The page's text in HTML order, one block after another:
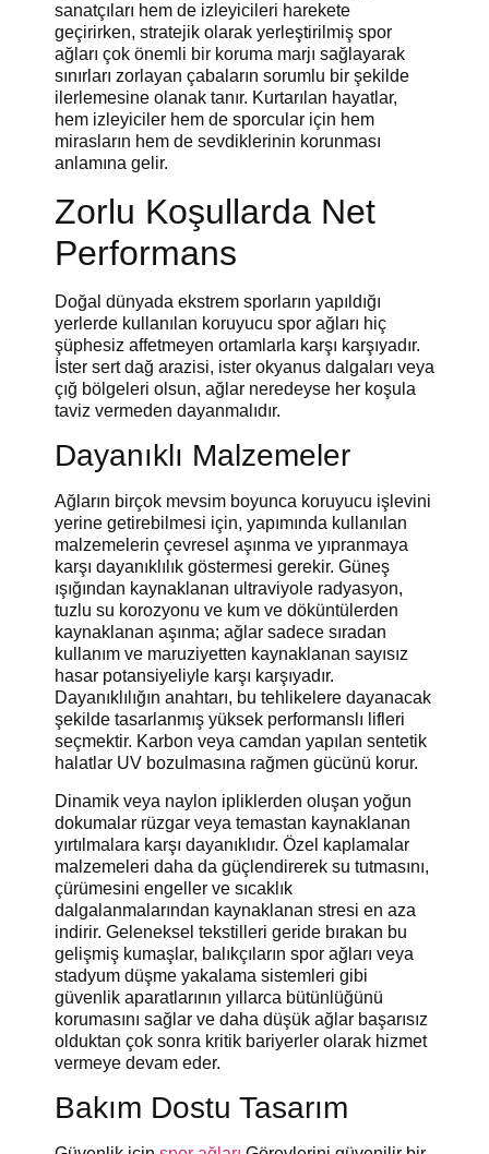
sanatçıları hem de izleyicileri harekete
geçirirken, stratejik olarak yerleştirilmiş spor
ağları çok önemli bir koruma marjı sağlayarak
sınırları zorlayan çabaların sorumlu bir şekilde
ilerlemesine olanak tanır. Kurtarılan hayatlar,
hem izleyiciler hem de sporcular için hem
mirasların hem de sevdiklerinin korunması
anlamına gelir.
Zorlu Koşullarda Net
Performans
Doğal dünyada ekstrem sporların yapıldığı
yerlerde kullanılan koruyucu spor ağları hiç
şüphesiz affetmeyen ortamlarla karşı karşıyadır.
İster sert dağ arazisi, ister okyanus dalgaları veya
çığ bölgeleri olsun, ağlar neredeyse her koşula
taviz vermeden dayanmalıdır.
Dayanıklı Malzemeler
Ağların birçok mevsim boyunca koruyucu işlevini
yerine getirebilmesi için, yapımında kullanılan
malzemelerin çevresel aşınma ve yıpranmaya
karşı dayanıklılık göstermesi gerekir. Güneş
ışığından kaynaklanan ultraviyole radyasyon,
tuzlu su korozyonu ve kum ve döküntülerden
kaynaklanan aşınma; ağlar sadece sıradan
kullanım ve maruziyetten kaynaklanan sayısız
hasar potansiyeliyle karşı karşıyadır.
Dayanıklılığın anahtarı, bu tehlikelere dayanacak
şekilde tasarlanmış yüksek performanslı lifleri
seçmektir. Karbon veya camdan yapılan sentetik
halatlar UV bozulmasına rağmen gücünü korur.
Dinamik veya naylon ipliklerden oluşan yoğun
dokumalar rüzgar veya temastan kaynaklanan
yırtılmalara karşı dayanıklıdır. Özel kaplamalar
malzemeleri daha da güçlendirerek su tutmasını,
çürümesini engeller ve sıcaklık
dalgalanmalarından kaynaklanan stresi en aza
indirir. Geleneksel tekstilleri geride bırakan bu
gelişmiş kumaşlar, balıkçıların spor ağları veya
stadyum düşme yakalama sistemleri gibi
güvenlik aparatlarının yıllarca bütünlüğünü
korumasını sağlar ve daha düşük ağlar başarısız
olduktan çok sonra kritik bariyerler olarak hizmet
vermeye devam eder.
Bakım Dostu Tasarım